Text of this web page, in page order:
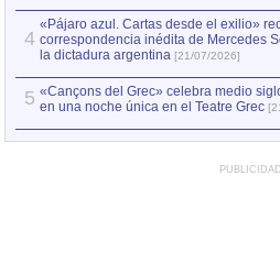
4
«Pájaro azul. Cartas desde el exilio»
correspondencia inédita de Mercedes
la dictadura argentina [21/07/2026]
5 «Cançons del Grec» celebra medio
en una noche única en el Teatre Grec
PUBLICIDAD